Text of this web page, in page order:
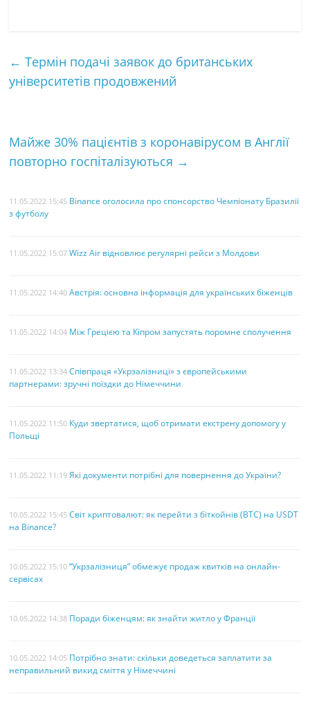
b
o
t
e
e
r
t
l
к
а
← Термін подачі заявок до британських
університетів продовжений
Майже 30% пацієнтів з коронавірусом в Англії
повторно госпіталізуються →
11.05.2022 15:45 Binance оголосила про спонсорство Чемпіонату Бразилії
з футболу
11.05.2022 15:07 Wizz Air відновлює регулярні рейси з Молдови
11.05.2022 14:40 Австрія: основна інформація для українських біженців
11.05.2022 14:04 Між Грецією та Кіпром запустять поромне сполучення
11.05.2022 13:34 Співпраця «Укрзалізниці» з європейськими
партнерами: зручні поїздки до Німеччини
11.05.2022 11:50 Куди звертатися, щоб отримати екстрену допомогу у
Польщі
11.05.2022 11:19 Які документи потрібні для повернення до України?
10.05.2022 15:45 Світ криптовалют: як перейти з біткойнів (BTC) на USDT
на Binance?
10.05.2022 15:10 “Укрзалізниця” обмежує продаж квитків на онлайн-
сервісах
10.05.2022 14:38 Поради біженцям: як знайти житло у Франції
10.05.2022 14:05 Потрібно знати: скільки доведеться заплатити за
неправильний викид сміття у Німеччині